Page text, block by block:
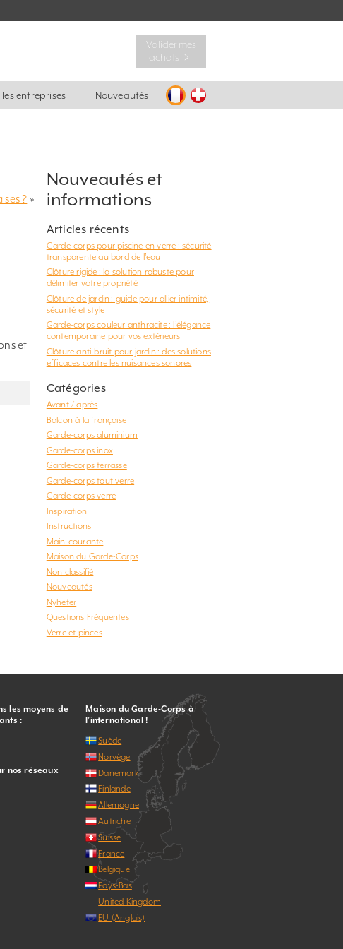
Valider mes
achats ﹥
les entreprises Nouveautés
? »
et
Nouveautés et
informations
Articles récents
Garde-corps pour piscine en verre : sécurité
transparente au bord de l’eau
Clôture rigide : la solution robuste pour
délimiter votre propriété
Clôture de jardin : guide pour allier intimité,
sécurité et style
Garde-corps couleur anthracite : l’élégance
contemporaine pour vos extérieurs
Clôture anti-bruit pour jardin : des solutions
efficaces contre les nuisances sonores
Catégories
Avant / après
Balcon à la française
Garde-corps aluminium
Garde-corps inox
Garde-corps terrasse
Garde-corps tout verre
Garde-corps verre
Inspiration
Instructions
Main-courante
Maison du Garde-Corps
Non classifié
Nouveautés
Nyheter
Questions Fréquentes
Verre et pinces
les moyens de
:
nos réseaux
Maison du Garde-Corps à
l’international !
Suède
Norvège
Danemark
Finlande
Allemagne
Autriche
Suisse
France
Belgique
Pays-Bas
United Kingdom
EU (Anglais)